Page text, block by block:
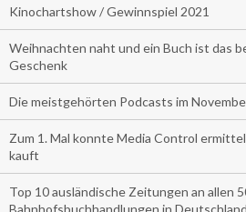
Kinochartshow / Gewinnspiel 2021
Weihnachten naht und ein Buch ist das
Geschenk
Die meistgehörten Podcasts im
Zum 1. Mal konnte Media Control
kauft
Top 10 ausländische Zeitungen an allen